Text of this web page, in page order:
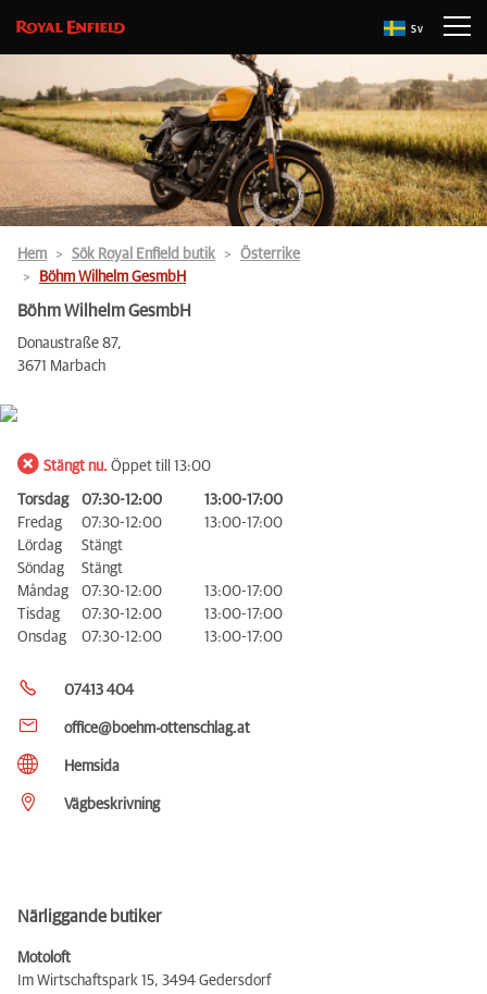
Sv
Hem Sök Royal Enfield butik
Österrike
Böhm Wilhelm GesmbH
Böhm Wilhelm GesmbH
Donaustraße 87,
3671 Marbach
Stängt nu. Öppet till 13:00
Torsdag 07:30-12:00
13:00-17:00
Fredag
07:30-12:00
13:00-17:00
Lördag
Stängt
Söndag
Stängt
Måndag
07:30-12:00
13:00-17:00
Tisdag
07:30-12:00
13:00-17:00
Onsdag
07:30-12:00 13:00-17:00
07413 404
office@boehm-ottenschlag.at
Hemsida
Vägbeskrivning
Närliggande butiker
Motoloft
Im Wirtschaftspark 15, 3494 Gedersdorf